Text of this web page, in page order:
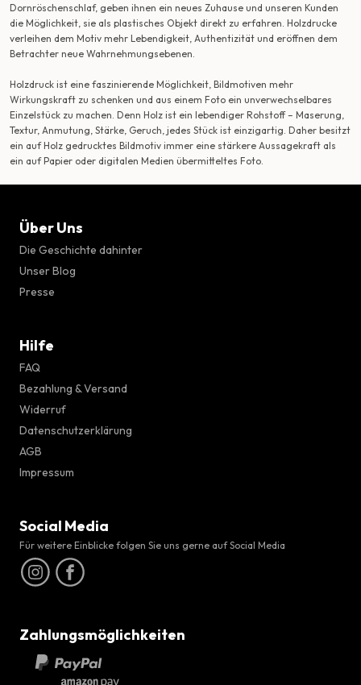
Dornröschenschlaf, geben ihnen ein neues Zuhause und unseren Kunden
die Möglichkeit, sie als plastisches Objekt direkt zu erfahren. Holzdrucke
verleihen dem Motiv mehr Lebendigkeit, Authentizität und eröffnen dem
Betrachter neue Wahrnehmungsebenen.
Holzdruck ist eine faszinierende Möglichkeit, Bildmotiven mehr
Wirkungskraft zu schenken und aus einem Foto ein unverwechselbares
Einzelstück zu machen. Denn Holz ist ein lebendiger Rohstoff – Maserung,
Textur, Anmutung, Stärke, Geruch, jedes Stück ist einzigartig. Daher besitzt
ein auf Holz gedrucktes Bildmotiv immer eine stärkere Aussagekraft als
ein auf Papier oder digitalen Medien übermitteltes Foto.
Über Uns
Die Geschichte dahinter
Unser Blog
Presse
Hilfe
FAQ
Bezahlung & Versand
Widerruf
Datenschutzerklärung
AGB
Impressum
Social Media
Für weitere Einblicke folgen Sie uns gerne auf Social Media
Zahlungsmöglichkeiten